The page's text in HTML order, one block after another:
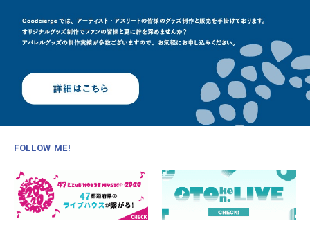
FOLLOW ME!